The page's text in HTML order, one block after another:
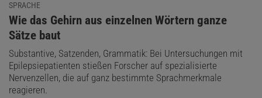
SPRACHE
:
Wie das Gehirn aus einzelnen Wörtern ganze
Sätze baut
Substantive, Satzenden, Grammatik: Bei Untersuchungen mit
Epilepsiepatienten stießen Forscher auf spezialisierte
Nervenzellen, die auf ganz bestimmte Sprachmerkmale
reagieren.